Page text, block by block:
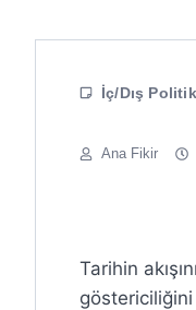
İç/Dış
Ana Fikir
Tarihin